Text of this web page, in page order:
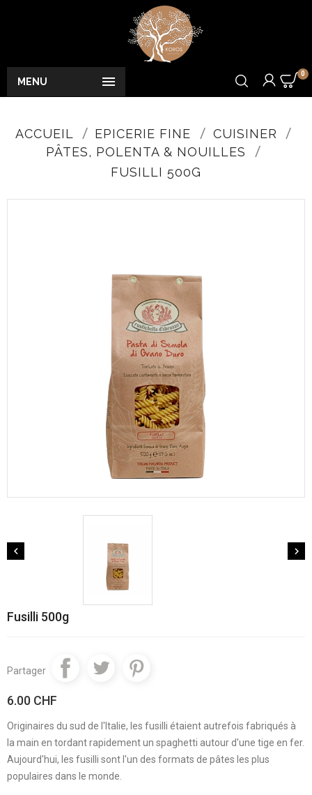

MENU
0
ACCUEIL EPICERIE FINE
CUISINER
PÂTES, POLENTA & NOUILLES
FUSILLI 500G
 
Fusilli 500g
Partager
6.00 CHF
Originaires du sud de l'Italie, les fusilli étaient autrefois fabriqués à
la main en tordant rapidement un spaghetti autour d'une tige en fer.
Aujourd'hui, les fusilli sont l'un des formats de pâtes les plus
populaires dans le monde.